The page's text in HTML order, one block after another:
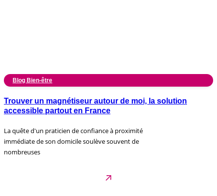
Blog Bien-être
Trouver un magnétiseur autour de moi, la solution
accessible partout en France
La quête d'un praticien de confiance à proximité
immédiate de son domicile soulève souvent de
nombreuses